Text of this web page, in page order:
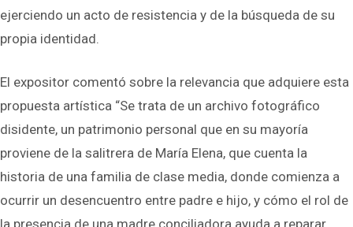
ejerciendo un acto de resistencia y de la búsqueda de su
propia identidad.
El expositor comentó sobre la relevancia que adquiere esta
propuesta artística “Se trata de un archivo fotográfico
disidente, un patrimonio personal que en su mayoría
proviene de la salitrera de María Elena, que cuenta la
historia de una familia de clase media, donde comienza a
ocurrir un desencuentro entre padre e hijo, y cómo el rol de
la presencia de una madre conciliadora ayuda a reparar